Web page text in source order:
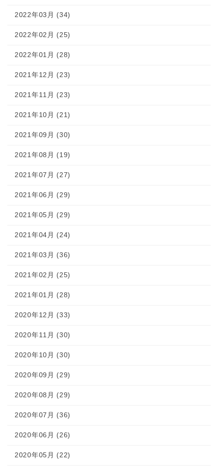
2022年03月 (34)
2022年02月 (25)
2022年01月 (28)
2021年12月 (23)
2021年11月 (23)
2021年10月 (21)
2021年09月 (30)
2021年08月 (19)
2021年07月 (27)
2021年06月 (29)
2021年05月 (29)
2021年04月 (24)
2021年03月 (36)
2021年02月 (25)
2021年01月 (28)
2020年12月 (33)
2020年11月 (30)
2020年10月 (30)
2020年09月 (29)
2020年08月 (29)
2020年07月 (36)
2020年06月 (26)
2020年05月 (22)